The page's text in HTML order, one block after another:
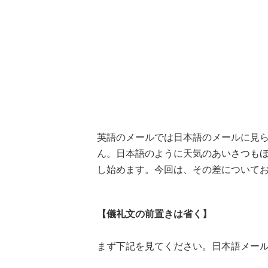
英語のメールでは日本語のメールに見
ん。日本語のように天気のあいさつも
し始めます。今回は、その差について
【儀礼文の前置きは省く】
まず下記を見てください。日本語メー